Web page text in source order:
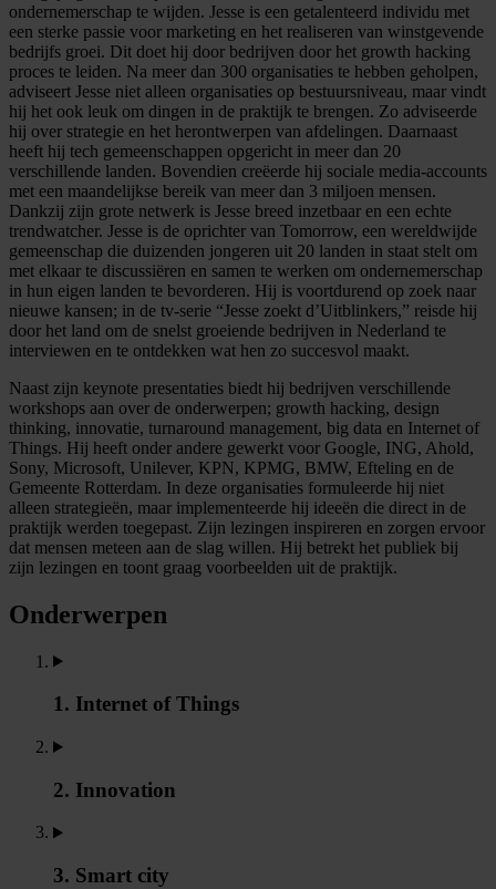
ondernemerschap te wijden. Jesse is een getalenteerd individu met
een sterke passie voor marketing en het realiseren van winstgevende
bedrijfs groei. Dit doet hij door bedrijven door het growth hacking
proces te leiden. Na meer dan 300 organisaties te hebben geholpen,
adviseert Jesse niet alleen organisaties op bestuursniveau, maar vindt
hij het ook leuk om dingen in de praktijk te brengen. Zo adviseerde
hij over strategie en het herontwerpen van afdelingen. Daarnaast
heeft hij tech gemeenschappen opgericht in meer dan 20
verschillende landen. Bovendien creëerde hij sociale media-accounts
met een maandelijkse bereik van meer dan 3 miljoen mensen.
Dankzij zijn grote netwerk is Jesse breed inzetbaar en een echte
trendwatcher. Jesse is de oprichter van Tomorrow, een wereldwijde
gemeenschap die duizenden jongeren uit 20 landen in staat stelt om
met elkaar te discussiëren en samen te werken om ondernemerschap
in hun eigen landen te bevorderen. Hij is voortdurend op zoek naar
nieuwe kansen; in de tv-serie “Jesse zoekt d’Uitblinkers,” reisde hij
door het land om de snelst groeiende bedrijven in Nederland te
interviewen en te ontdekken wat hen zo succesvol maakt.
Naast zijn keynote presentaties biedt hij bedrijven verschillende
workshops aan over de onderwerpen; growth hacking, design
thinking, innovatie, turnaround management, big data en Internet of
Things. Hij heeft onder andere gewerkt voor Google, ING, Ahold,
Sony, Microsoft, Unilever, KPN, KPMG, BMW, Efteling en de
Gemeente Rotterdam. In deze organisaties formuleerde hij niet
alleen strategieën, maar implementeerde hij ideeën die direct in de
praktijk werden toegepast. Zijn lezingen inspireren en zorgen ervoor
dat mensen meteen aan de slag willen. Hij betrekt het publiek bij
zijn lezingen en toont graag voorbeelden uit de praktijk.
Onderwerpen
1. Internet of Things
2. Innovation
3. Smart city